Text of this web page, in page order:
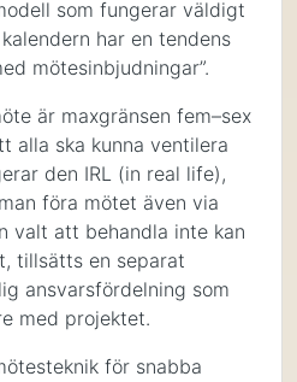
som fungerar väldigt
har en tendens
mötesinbjudningar”.
är maxgränsen fem–sex
alla ska kunna ventilera
den IRL (in real life),
föra mötet även via
valt att behandla inte kan
tillsätts en separat
ansvarsfördelning som
med projektet.
för snabba